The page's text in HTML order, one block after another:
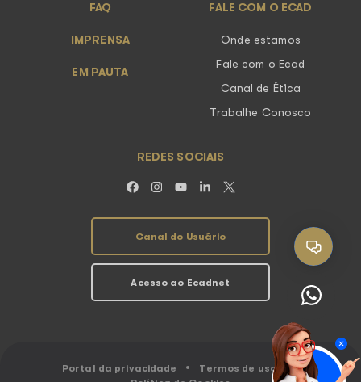
FAQ
IMPRENSA
EM PAUTA
FALE COM O ECAD
Onde estamos
Fale com o Ecad
Canal de Ética
Trabalhe Conosco
REDES SOCIAIS
Canal do Usuário
Acesso ao Ecadnet
Portal da privacidade
Termos de uso